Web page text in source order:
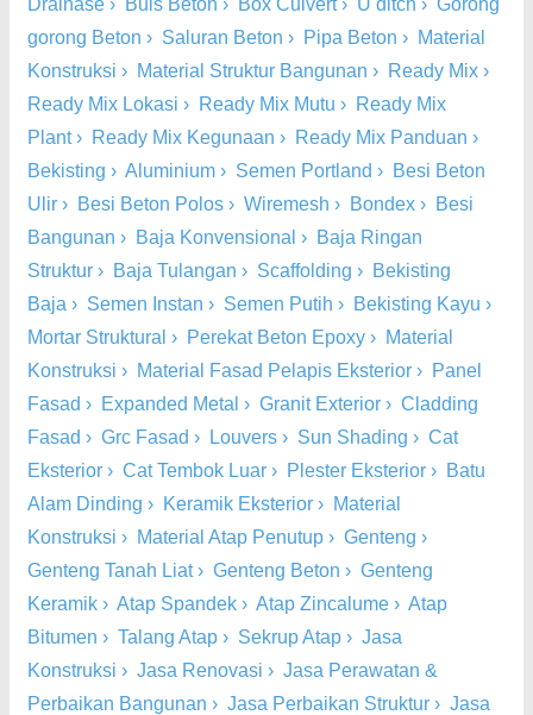
Drainase › Buis Beton › Box Culvert› U ditch › Gorong
gorong Beton › Saluran Beton › Pipa Beton › Material
Konstruksi › Material Struktur Bangunan › Ready Mix ›
Ready Mix Lokasi › Ready Mix Mutu › Ready Mix
Plant› Ready Mix Kegunaan › Ready Mix Panduan ›
Bekisting › Aluminium › Semen Portland › Besi Beton
Ulir › Besi Beton Polos › Wiremesh › Bondex › Besi
Bangunan › Baja Konvensional › Baja Ringan
Struktur › Baja Tulangan › Scaffolding › Bekisting
Baja › Semen Instan › Semen Putih › Bekisting Kayu ›
Mortar Struktural › Perekat Beton Epoxy › Material
Konstruksi › Material Fasad Pelapis Eksterior › Panel
Fasad › Expanded Metal › Granit Exterior › Cladding
Fasad › Grc Fasad › Louvers › Sun Shading › Cat
Eksterior › Cat Tembok Luar › Plester Eksterior › Batu
Alam Dinding › Keramik Eksterior › Material
Konstruksi › Material Atap Penutup › Genteng ›
Genteng Tanah Liat› Genteng Beton › Genteng
Keramik › Atap Spandek › Atap Zincalume › Atap
Bitumen › Talang Atap › Sekrup Atap › Jasa
Konstruksi › Jasa Renovasi › Jasa Perawatan &
Perbaikan Bangunan › Jasa Perbaikan Struktur › Jasa